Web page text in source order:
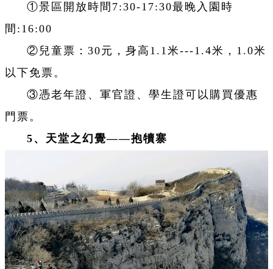
①景區開放時間7:30-17:30最晚入園時
間:16:00
②兒童票：30元，身高1.1米---1.4米，1.0米
以下免票。
③憑老年證、軍官證、學生證可以購買優惠
門票。
5、天堂之幻覺——抱犢寨